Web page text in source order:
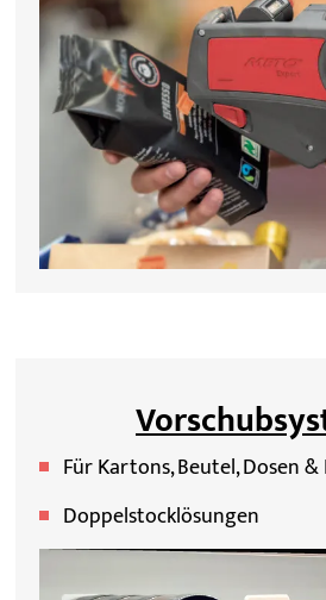
Für Kartons, Beutel, Dosen &
Doppelstocklösungen